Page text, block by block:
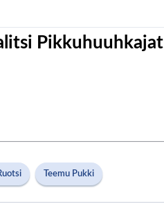
Pikkuhuuhkajat
Teemu Pukki